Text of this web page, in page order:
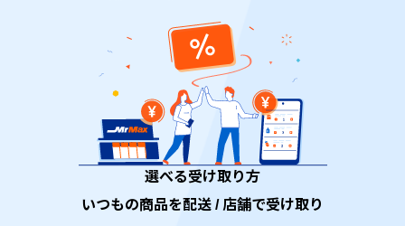
選べる受け取り方
いつもの商品を配送 / 店舗で受け取り